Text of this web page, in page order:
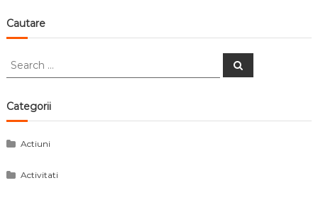
în
articole
Cautare
Search
Search
Categorii
Actiuni
Activitati